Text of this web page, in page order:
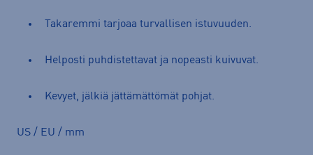
Takaremmi tarjoaa turvallisen istuvuuden.
Helposti puhdistettavat ja nopeasti kuivuvat.
Kevyet, jälkiä jättämättömät pohjat.
US / EU / mm